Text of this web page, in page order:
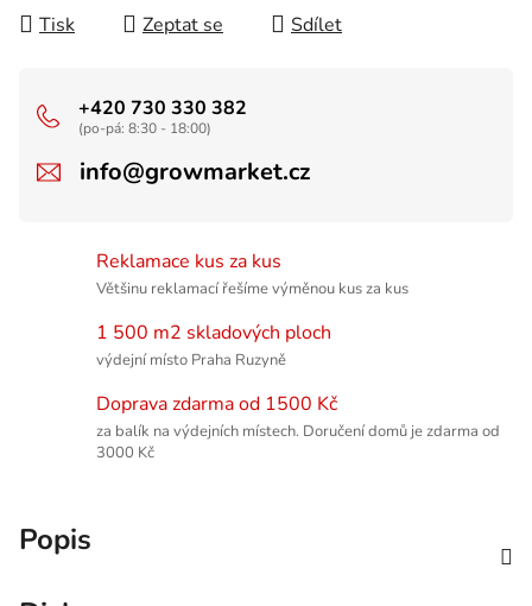
Tisk Zeptat se Sdílet
+420 730 330 382
(po-pá: 8:30 - 18:00)
info@growmarket.cz
Reklamace kus za kus
Většinu reklamací řešíme výměnou kus za kus
1 500 m2 skladových ploch
výdejní místo Praha Ruzyně
Doprava zdarma od 1500 Kč
za balík na výdejních místech. Doručení domů je zdarma od
3000 Kč
Popis